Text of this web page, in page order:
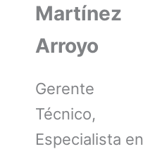
Martínez
Arroyo
Gerente
Técnico,
Especialista en